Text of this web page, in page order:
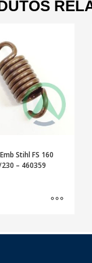
Stihl FS 160
– 460359